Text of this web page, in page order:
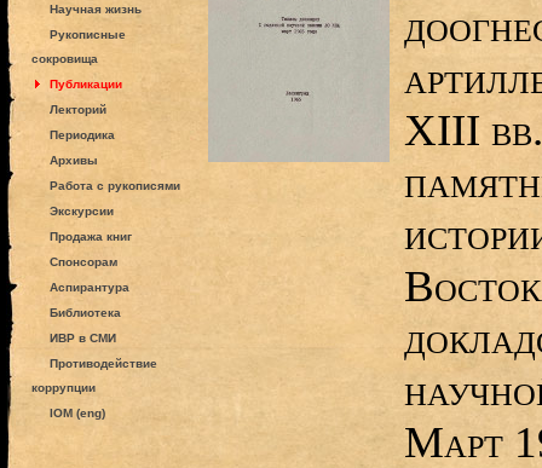
Научная жизнь
Рукописные
сокровища
Публикации
Лекторий
Периодика
Архивы
Работа с рукописями
Экскурсии
Продажа книг
Спонсорам
Аспирантура
Библиотека
ИВР в СМИ
Противодействие
коррупции
IOM (eng)
XIII
Март